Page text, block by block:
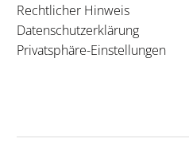
Rechtlicher Hinweis
Datenschutzerklärung
Privatsphäre-Einstellungen